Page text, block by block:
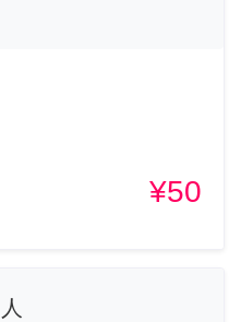
¥50